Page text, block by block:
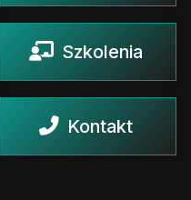
Szkolenia
Kontakt